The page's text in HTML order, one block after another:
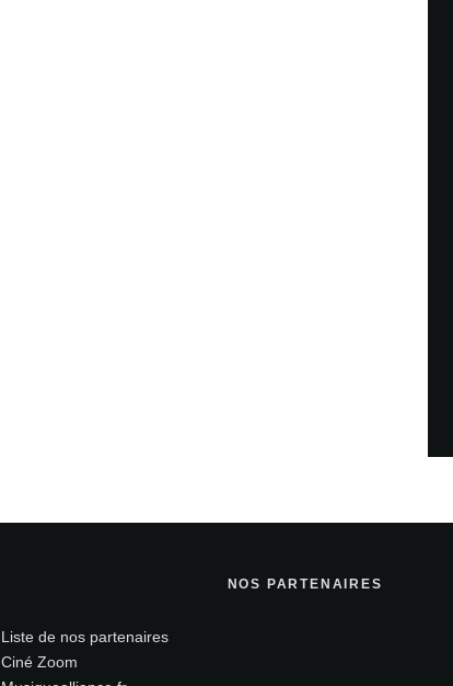
NOS PARTENAIRES
Liste de nos partenaires
Ciné Zoom